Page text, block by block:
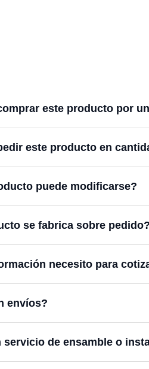
este producto por
este producto en
puede modificarse?
se fabrica sobre pedido?
necesito para
envíos?
servicio de ensamble o